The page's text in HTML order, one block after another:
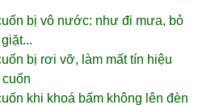
bị vô nước: như đi mưa, bỏ
bị rơi vỡ, làm mất tín hiệu
khi khoá bấm không lên đèn